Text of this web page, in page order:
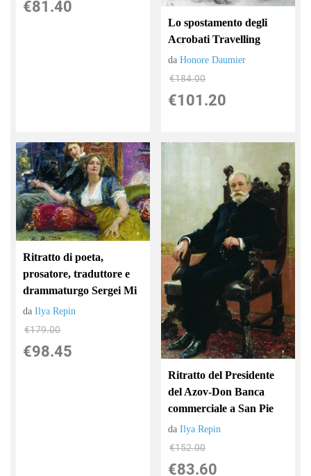
€81.40
Lo spostamento degli
Acrobati Travelling
daHonore Daumier
€184.00
€101.20
Ritratto di poeta,
prosatore, traduttore e
drammaturgo Sergei Mi
daIlya Repin
€179.00
€98.45
Ritratto del Presidente
del Azov-Don Banca
commerciale a San Pie
daIlya Repin
€152.00
€83.60